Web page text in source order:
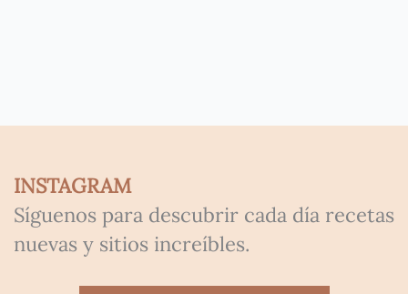
INSTAGRAM
Síguenos para descubrir cada día recetas
nuevas y sitios increíbles.